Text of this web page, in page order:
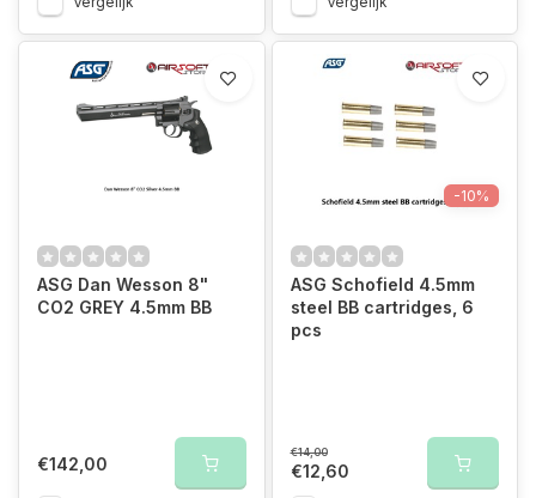
ASG Dan Wesson 8"
CO2 GREY 4.5mm BB
€142,00
-10%
ASG Schofield 4.5mm
steel BB cartridges, 6
pcs
€14,00
€12,60